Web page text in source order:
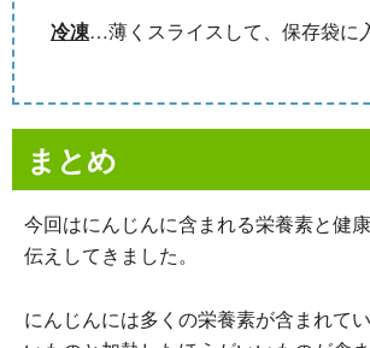
冷凍…薄くスライスして、保存袋に
まとめ
今回はにんじんに含まれる栄養素と健
伝えしてきました。
にんじんには多くの栄養素が含まれて